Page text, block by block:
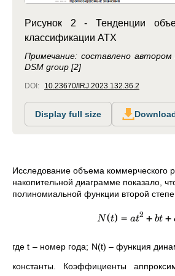
Рисунок 2 - Тенденции
классификации АТХ
Примечание: составлено автором
DSM group [2]
DOI: 10.23670/IRJ.2023.132.36.2
Display full size
Исследование объема коммерческого
накопительной диаграмме показало,
полиномиальной функции второй
N (t) = at2 + bt +
где t –номер года; N(t) –функция
константы. Коэффициенты